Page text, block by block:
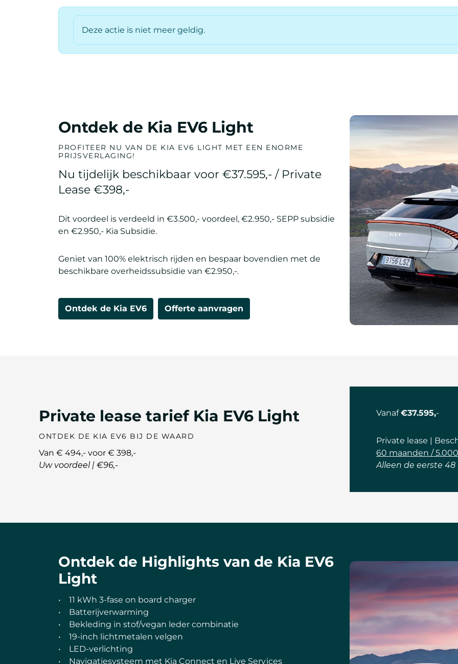
Deze actie is niet meer geldig.
Ontdek de Kia EV6 Light
PROFITEER NU VAN DE KIA EV6 LIGHT MET EEN ENORME
PRIJSVERLAGING!
Nu tijdelijk beschikbaar voor €37.595,- / Private
Lease €398,-
Dit voordeel is verdeeld in €3.500,- voordeel, €2.950,- SEPP subsidie
en €2.950,- Kia Subsidie.
Geniet van 100% elektrisch rijden en bespaar bovendien met de
beschikbare overheidssubsidie van €2.950,-.
Ontdek de Kia EV6 Offerte aanvragen
Private lease tarief Kia EV6 Light
ONTDEK DE KIA EV6 BIJ DE WAARD
Van € 494,- voor € 398,-
Uw voordeel | €96,-
Vanaf€37.595,-
Private lease |
60 maanden /
Alleen de eerste
Ontdek de Highlights van de Kia EV6
Light
• 11 kWh 3-fase on board charger
• Batterijverwarming
• Bekleding in stof/vegan leder combinatie
• 19-inch lichtmetalen velgen
• LED-verlichting
• Navigatiesysteem met Kia Connect en Live Services